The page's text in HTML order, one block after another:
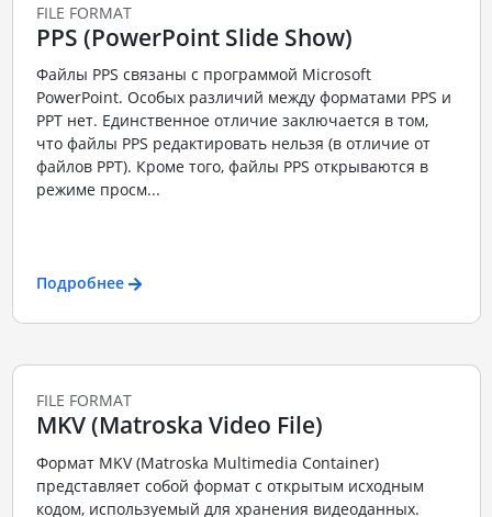
FILE FORMAT
PPS (PowerPoint Slide Show)
Файлы PPS связаны с программой Microsoft
PowerPoint. Особых различий между форматами PPS и
PPT нет. Единственное отличие заключается в том,
что файлы PPS редактировать нельзя (в отличие от
файлов PPT). Кроме того, файлы PPS открываются в
режиме просм...
Подробнее
FILE FORMAT
MKV (Matroska Video File)
Формат MKV (Matroska Multimedia Container)
представляет собой формат с открытым исходным
кодом, используемый для хранения видеоданных.